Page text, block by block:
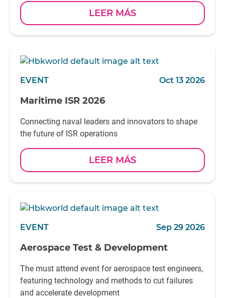
LEER MÁS
EVENT Oct 13 2026
Maritime ISR 2026
Connecting naval leaders and innovators to shape
the future of ISR operations
LEER MÁS
EVENT Sep 29 2026
Aerospace Test & Development
The must attend event for aerospace test engineers,
featuring technology and methods to cut failures
and accelerate development